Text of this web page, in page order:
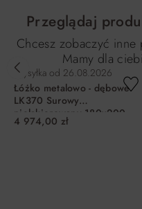
Przeglądaj
Chcesz zobaczyć
Mamy dla
Wysyłka od 26.08.2026
Łóżko metalowo - dębowe
LK370 Surowy
nielakierowany 180x200
DREWMAX
4 974,00 zł